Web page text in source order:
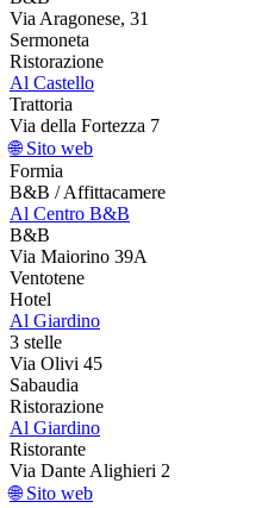
Via Aragonese, 31
Sermoneta
Ristorazione
Al Castello
Trattoria
Via della Fortezza 7
🌐 Sito web
Formia
B&B / Affittacamere
Al Centro B&B
B&B
Via Maiorino 39A
Ventotene
Hotel
Al Giardino
3 stelle
Via Olivi 45
Sabaudia
Ristorazione
Al Giardino
Ristorante
Via Dante Alighieri 2
🌐 Sito web